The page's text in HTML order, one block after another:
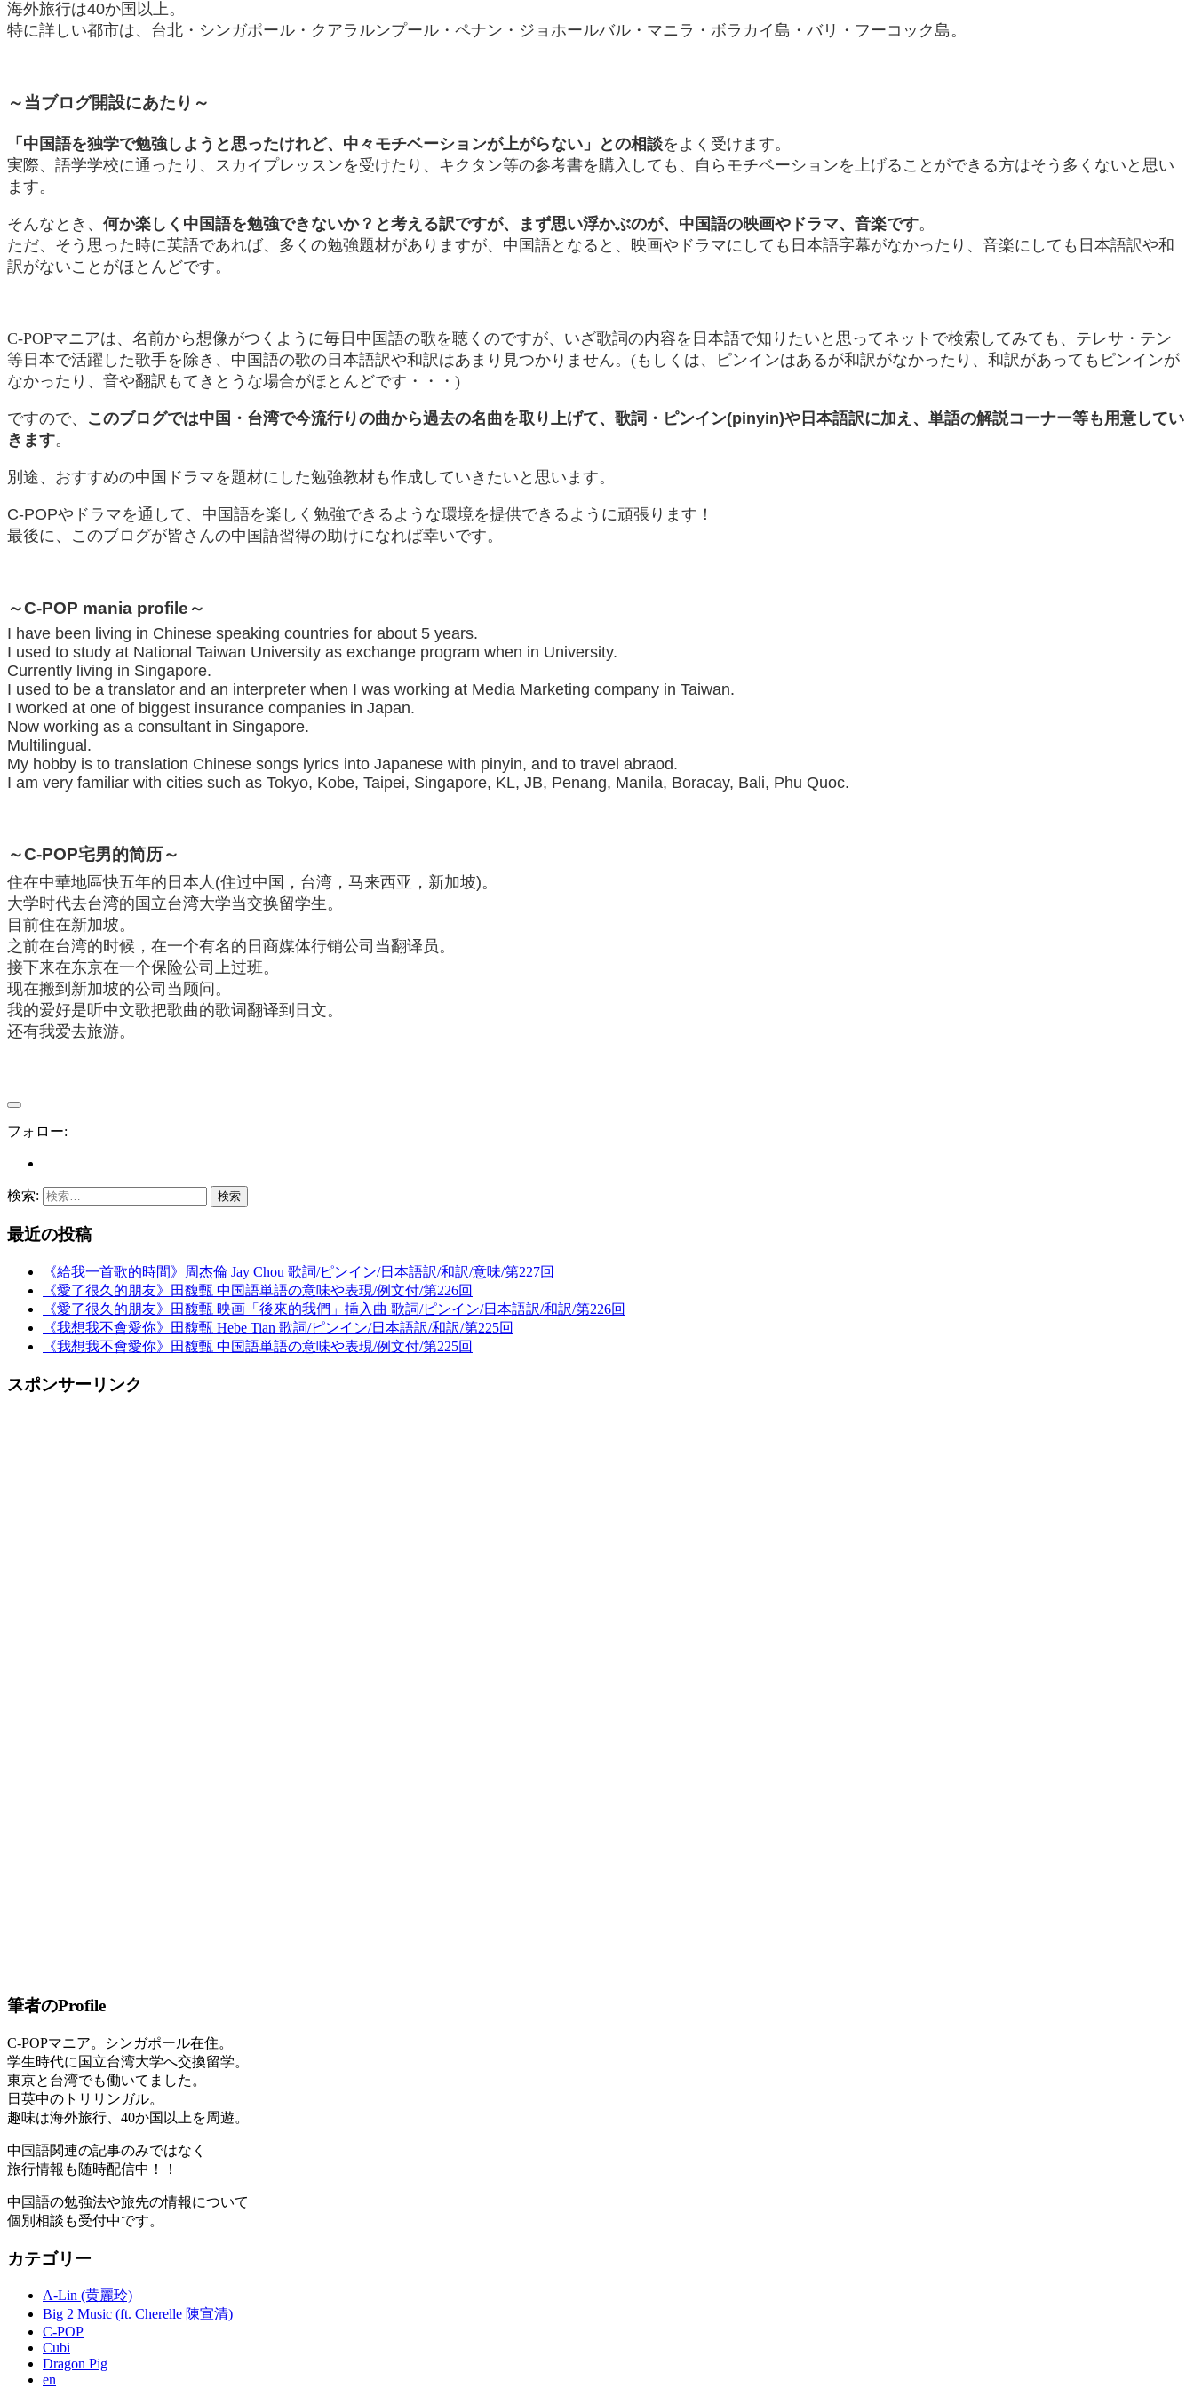
海外旅行は40か国以上。
特に詳しい都市は、台北・シンガポール・クアラルンプール・ペナン・ジョホールバル・マニラ・ボラカイ島・バリ・フーコック島。
～当ブログ開設にあたり～
「中国語を独学で勉強しようと思ったけれど、中々モチベーションが上がらない」との相談をよく受けます。
実際、 語学学校に通ったり、スカイプレッスンを受けたり、 キクタン等の参考書を購入しても、自らモチベーションを上げることができる方はそう多くないと思い
ます。
そんなとき、 何か楽しく中国語を勉強できないか？と考える訳ですが、まず思い浮かぶのが、中国語の映画やドラマ、音楽です。
ただ、そう思った時に英語であれば、多くの勉強題材がありますが、中国語となると、映画やドラマにしても日本語字幕がなかったり、音楽にしても日本語訳や和
訳がないことがほとんどです。
C-POPマニアは、名前から想像がつくように毎日 中国語の歌を聴くのですが、いざ歌詞の内容を日本語で知りたいと思ってネットで検索してみても、テレサ・テン
等日本で活躍した歌手を除き、 中国語の歌の日本語訳や和訳はあまり見つかりません。(もしくは、ピンインはあるが和訳がなかったり、和訳があってもピンインが
なかったり、音や翻訳もてきとうな場合がほとんどです・・・)
ですので、 このブログでは中国・台湾で今流行りの曲から過去の名曲を取り上げて、歌詞・ピンイン(pinyin)や日本語訳に加え、単語の解説コーナー等も用意してい
きます。
別途、おすすめの中国ドラマを題材にした勉強教材も作成していきたいと思います。
C-POPやドラマを通して、中国語を楽しく勉強できるような環境を提供できるように頑張ります！
最後に、このブログが皆さんの中国語習得の助けになれば幸いです。
～C-POP mania profile～
I have been living in Chinese speaking countries for about 5 years.
I used to study at National Taiwan University as exchange program when in University.
Currently living in Singapore.
I used to be a translator and an interpreter when I was working at Media Marketing company in Taiwan.
I worked at one of biggest insurance companies in Japan.
Now working as a consultant in Singapore.
Multilingual.
My hobby is to translation Chinese songs lyrics into Japanese with pinyin, and to travel abraod.
I am very familiar with cities such as Tokyo, Kobe, Taipei, Singapore, KL, JB, Penang, Manila, Boracay, Bali, Phu Quoc.
～C-POP宅男的简历～
住在中華地區快五年的日本人(住过中国，台湾，马来西亚，新加坡)。
大学时代去台湾的国立台湾大学当交换留学生。
目前住在新加坡。
之前在台湾的时候，在一个有名的日商媒体行销公司当翻译员。
接下来在东京在一个保险公司上过班。
现在搬到新加坡的公司当顾问。
我的爱好是听中文歌把歌曲的歌词翻译到日文。
还有我爱去旅游。
フォロー:
検索:
最近の投稿
《給我一首歌的時間》周杰倫 Jay Chou 歌詞/ピンイン/日本語訳/和訳/意味/第227回
《愛了很久的朋友》田馥甄 中国語単語の意味や表現/例文付/第226回
《愛了很久的朋友》田馥甄 映画「後來的我們」挿入曲 歌詞/ピンイン/日本語訳/和訳/第226回
《我想我不會愛你》田馥甄 Hebe Tian 歌詞/ピンイン/日本語訳/和訳/第225回
《我想我不會愛你》田馥甄 中国語単語の意味や表現/例文付/第225回
スポンサーリンク
筆者のProfile
C-POPマニア。シンガポール在住。
学生時代に国立台湾大学へ交換留学。
東京と台湾でも働いてました。
日英中のトリリンガル。
趣味は海外旅行、40か国以上を周遊。
中国語関連の記事のみではなく
旅行情報も随時配信中！！
中国語の勉強法や旅先の情報について
個別相談も受付中です。
カテゴリー
A-Lin (黄麗玲)
Big 2 Music (ft. Cherelle 陳宣清)
C-POP
Cubi
Dragon Pig
en